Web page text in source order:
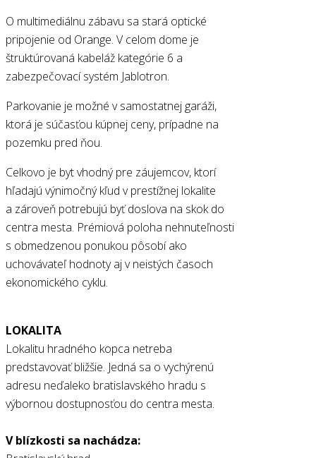
O multimediálnu zábavu sa stará optické
pripojenie od Orange. V celom dome je
štruktúrovaná kabeláž kategórie 6 a
zabezpečovací systém Jablotron.
Parkovanie je možné v samostatnej garáži,
ktorá je súčasťou kúpnej ceny, prípadne na
pozemku pred ňou.
Celkovo je byt vhodný pre záujemcov, ktorí
hľadajú výnimočný kľud v prestížnej lokalite
a zároveň potrebujú byť doslova na skok do
centra mesta. Prémiová poloha nehnuteľnosti
s obmedzenou ponukou pôsobí ako
uchovávateľ hodnoty aj v neistých časoch
ekonomického cyklu.
LOKALITA
Lokalitu hradného kopca netreba
predstavovať bližšie. Jedná sa o vychýrenú
adresu neďaleko bratislavského hradu s
výbornou dostupnosťou do centra mesta.
V blízkosti sa nachádza: